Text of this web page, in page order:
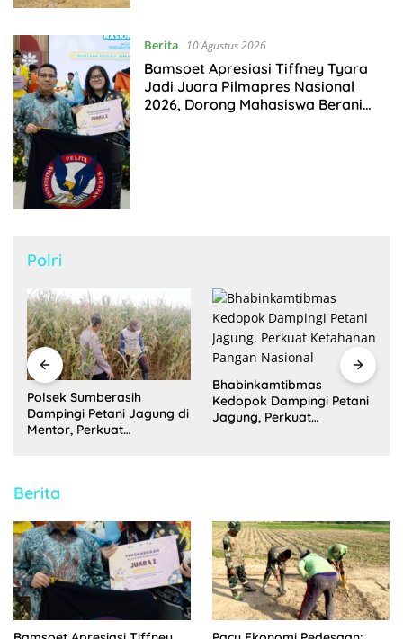
Berita 10 Agustus 2026
Bamsoet Apresiasi Tiffney Tyara
Jadi Juara Pilmapres Nasional
2026, Dorong Mahasiswa Berani
Polri
Polsek Sumberasih
Dampingi Petani Jagung di
Mentor, Perkuat
Bhabinkamtibmas
Kedopok Dampingi Petani
Jagung, Perkuat
Berita